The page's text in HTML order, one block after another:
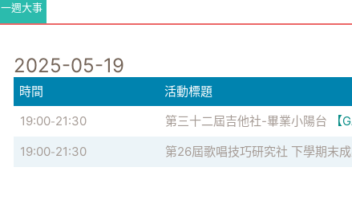
一週大事
2025-05-19
時間
活動標題
19:00-21:30 第三十二屆吉他社-畢業小陽台
【
19:00-21:30 第26屆歌唱技巧研究社 下學期末